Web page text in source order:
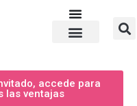
accede para
las ventajas